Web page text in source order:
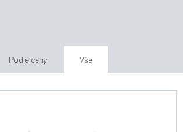
Podle ceny Vše